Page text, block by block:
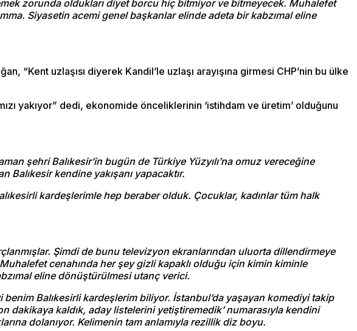
zorunda oldukları diyet borcu hiç bitmiyor ve bitmeyecek. Muhalefet
Siyasetin acemi genel başkanlar elinde adeta bir kabzımal eline
“Kent uzlaşısı diyerek Kandil’le uzlaşı arayışına girmesi CHP’nin bu ülke
yakıyor” dedi, ekonomide önceliklerinin ‘istihdam ve üretim’ olduğunu
şehri Balıkesir’in bugün de Türkiye Yüzyılı’na omuz vereceğine
Balıkesir kendine yakışanı yapacaktır.
kardeşlerimle hep beraber olduk. Çocuklar, kadınlar tüm halk
Şimdi de bunu televizyon ekranlarından uluorta dillendirmeye
cenahında her şey gizli kapaklı olduğu için kimin kiminle
eline dönüştürülmesi utanç verici.
Balıkesirli kardeşlerim biliyor. İstanbul’da yaşayan komediyi takip
dakikaya kaldık, aday listelerini yetiştiremedik’ numarasıyla kendini
dolanıyor. Kelimenin tam anlamıyla rezillik diz boyu.